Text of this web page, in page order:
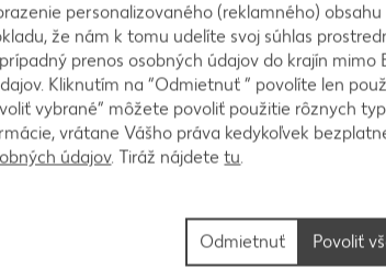
zriedime troškou vody. Všetko
morskou soľou a dáme do
personalizovaného (reklamného)
že nám k tomu udelíte svoj súhlas
prenos osobných údajov do krajín mimo
Kliknutím na “Odmietnuť ” povolíte len
vybrané” môžete povoliť použitie rôznych
vrátane Vášho práva kedykoľvek
údajov. Tiráž nájdetetu.
Odmietnuť Povoliť